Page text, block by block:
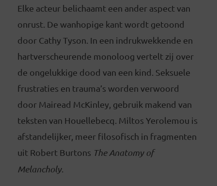
Elke acteur belichaamt een ander aspect van
onrust. De wanhopige kant wordt getoond
door Cathy Tyson. In een indrukwekkende en
hartverscheurende monoloog vertelt zij over
de ongelukkige dood van een kind. Seksuele
frustraties en trauma’s worden verwoord
door Mairead McKinley, gebruik makend van
teksten van Houellebecq. Miltos Yerolemou is
afstandelijker, meer filosofisch in fragmenten
uit Robert Burtons The Anatomy of
Melancholy.